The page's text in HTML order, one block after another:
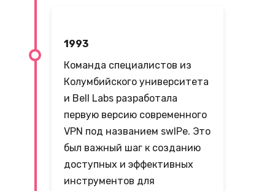
1993
Команда специалистов из
Колумбийского университета
и Bell Labs разработала
первую версию современного
VPN под названием swIPe. Это
был важный шаг к созданию
доступных и эффективных
инструментов для